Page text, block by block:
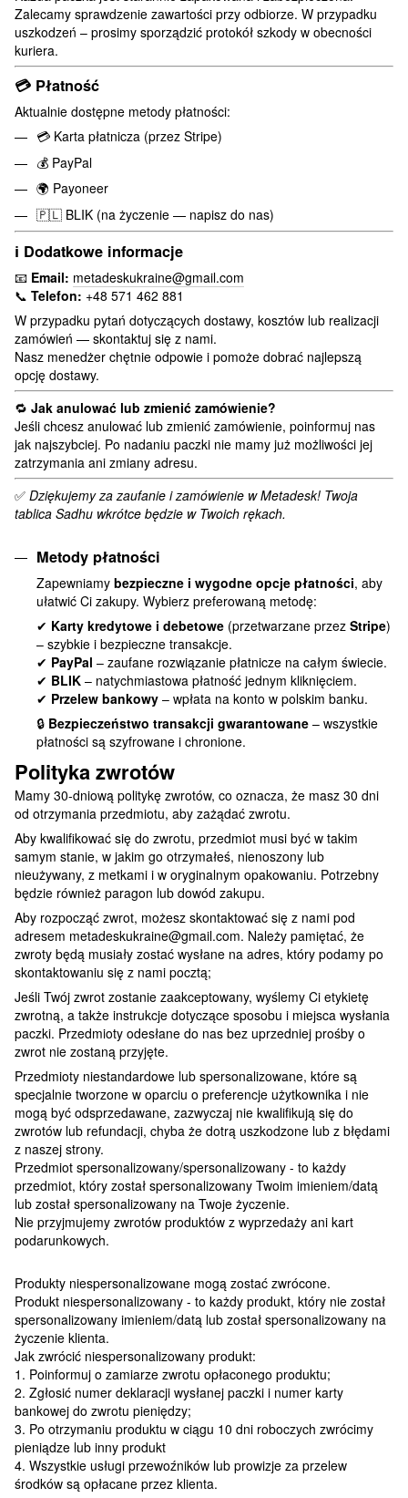
Zalecamy sprawdzenie zawartości przy odbiorze. W przypadku
uszkodzeń – prosimy sporządzić protokół szkody w obecności
kuriera.
💳 Płatność
Aktualnie dostępne metody płatności:
💳 Karta płatnicza (przez Stripe)
💰 PayPal
🌍 Payoneer
🇵🇱 BLIK (na życzenie — napisz do nas)
ℹ️ Dodatkowe informacje
📧 Email: metadeskukraine@gmail.com
📞 Telefon: +48 571 462 881
W przypadku pytań dotyczących dostawy, kosztów lub realizacji
zamówień — skontaktuj się z nami.
Nasz menedżer chętnie odpowie i pomoże dobrać najlepszą
opcję dostawy.
🔁 Jak anulować lub zmienić zamówienie?
Jeśli chcesz anulować lub zmienić zamówienie, poinformuj nas
jak najszybciej. Po nadaniu paczki nie mamy już możliwości jej
zatrzymania ani zmiany adresu.
✅ Dziękujemy za zaufanie i zamówienie w Metadesk! Twoja
tablica Sadhu wkrótce będzie w Twoich rękach.
Metody płatności
Zapewniamy bezpieczne i wygodne opcje płatności, aby
ułatwić Ci zakupy. Wybierz preferowaną metodę:
✔ Karty kredytowe i debetowe (przetwarzane przez Stripe)
– szybkie i bezpieczne transakcje.
✔ PayPal – zaufane rozwiązanie płatnicze na całym świecie.
✔ BLIK – natychmiastowa płatność jednym kliknięciem.
✔ Przelew bankowy – wpłata na konto w polskim banku.
🔒 Bezpieczeństwo transakcji gwarantowane – wszystkie
płatności są szyfrowane i chronione.
Polityka zwrotów
Mamy 30-dniową politykę zwrotów, co oznacza, że masz 30 dni
od otrzymania przedmiotu, aby zażądać zwrotu.
Aby kwalifikować się do zwrotu, przedmiot musi być w takim
samym stanie, w jakim go otrzymałeś, nienoszony lub
nieużywany, z metkami i w oryginalnym opakowaniu. Potrzebny
będzie również paragon lub dowód zakupu.
Aby rozpocząć zwrot, możesz skontaktować się z nami pod
adresem metadeskukraine@gmail.com. Należy pamiętać, że
zwroty będą musiały zostać wysłane na adres, który podamy po
skontaktowaniu się z nami pocztą;
Jeśli Twój zwrot zostanie zaakceptowany, wyślemy Ci etykietę
zwrotną, a także instrukcje dotyczące sposobu i miejsca wysłania
paczki. Przedmioty odesłane do nas bez uprzedniej prośby o
zwrot nie zostaną przyjęte.
Przedmioty niestandardowe lub spersonalizowane, które są
specjalnie tworzone w oparciu o preferencje użytkownika i nie
mogą być odsprzedawane, zazwyczaj nie kwalifikują się do
zwrotów lub refundacji, chyba że dotrą uszkodzone lub z błędami
z naszej strony.
Przedmiot spersonalizowany/spersonalizowany - to każdy
przedmiot, który został spersonalizowany Twoim imieniem/datą
lub został spersonalizowany na Twoje życzenie.
Nie przyjmujemy zwrotów produktów z wyprzedaży ani kart
podarunkowych.
Produkty niespersonalizowane mogą zostać zwrócone.
Produkt niespersonalizowany - to każdy produkt, który nie został
spersonalizowany imieniem/datą lub został spersonalizowany na
życzenie klienta.
Jak zwrócić niespersonalizowany produkt:
1. Poinformuj o zamiarze zwrotu opłaconego produktu;
2. Zgłosić numer deklaracji wysłanej paczki i numer karty
bankowej do zwrotu pieniędzy;
3. Po otrzymaniu produktu w ciągu 10 dni roboczych zwrócimy
pieniądze lub inny produkt
4. Wszystkie usługi przewoźników lub prowizje za przelew
środków są opłacane przez klienta.